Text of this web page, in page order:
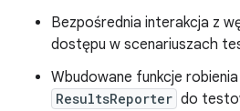
Bezpośrednia interakcja z
dostępu w scenariuszach
Wbudowane funkcje
ResultsReporter do